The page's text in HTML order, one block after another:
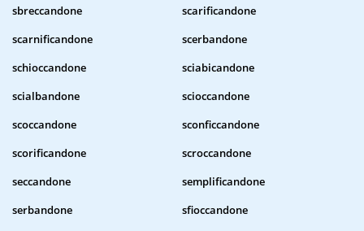
sbreccandone
scarificandone
scarnificandone
scerbandone
schioccandone
sciabicandone
scialbandone
scioccandone
scoccandone
sconficcandone
scorificandone
scroccandone
seccandone
semplificandone
serbandone
sfioccandone